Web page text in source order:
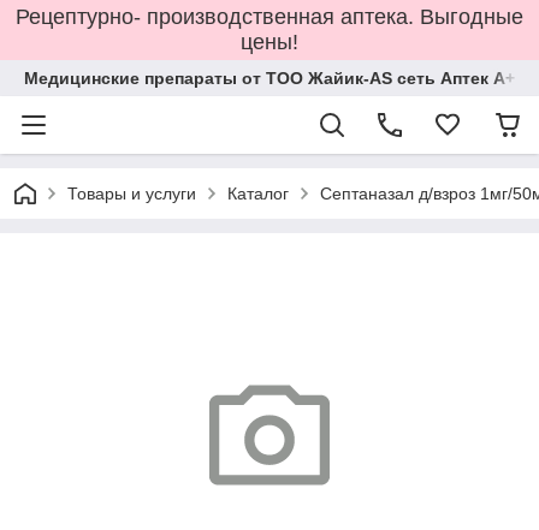
Рецептурно- производственная аптека. Выгодные
цены!
Медицинские препараты от ТОО Жайик-AS сеть Аптек А+
Товары и услуги Каталог Септаназал д/взроз 1мг/